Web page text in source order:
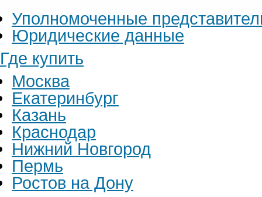
Уполномоченные
Юридические данные
Где купить
Москва
Екатеринбург
Казань
Краснодар
Нижний Новгород
Пермь
Ростов на Дону